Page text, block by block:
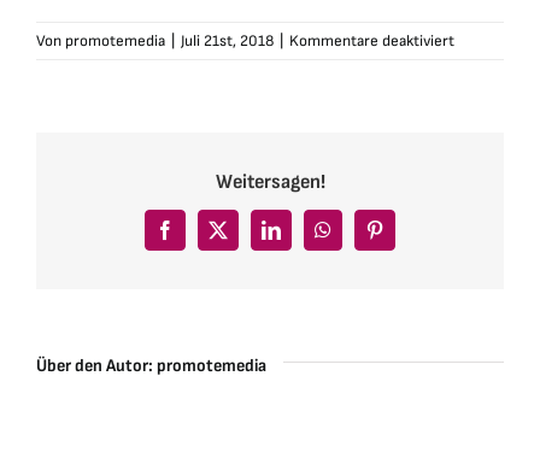
Von promotemedia Juli 21st, 2018 Kommentare deaktiviertfür
Weitersagen!
Facebook
X LinkedInWhatsAppPinterest
Über den Autor: promotemedia